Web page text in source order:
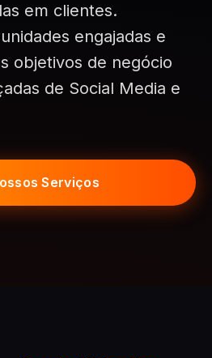
em clientes.
engajadas e
objetivos de negócio
de Social Media e
Serviços